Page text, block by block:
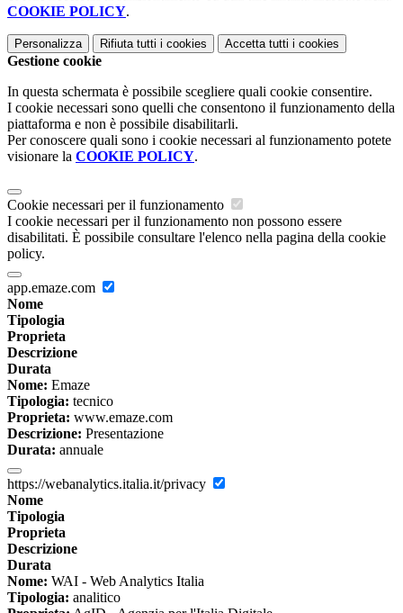
COOKIE POLICY.
Personalizza Rifiuta tutti i cookies Accetta tutti i cookies
Gestione cookie
In questa schermata è possibile scegliere quali cookie consentire.
I cookie necessari sono quelli che consentono il funzionamento della
piattaforma e non è possibile disabilitarli.
Per conoscere quali sono i cookie necessari al funzionamento potete
visionare la COOKIE POLICY.
Cookie necessari per il funzionamento
I cookie necessari per il funzionamento non possono essere
disabilitati. È possibile consultare l'elenco nella pagina della cookie
policy.
app.emaze.com
Nome
Tipologia
Proprieta
Descrizione
Durata
Nome: Emaze
Tipologia: tecnico
Proprieta: www.emaze.com
Descrizione: Presentazione
Durata: annuale
https://webanalytics.italia.it/privacy
Nome
Tipologia
Proprieta
Descrizione
Durata
Nome: WAI - Web Analytics Italia
Tipologia: analitico